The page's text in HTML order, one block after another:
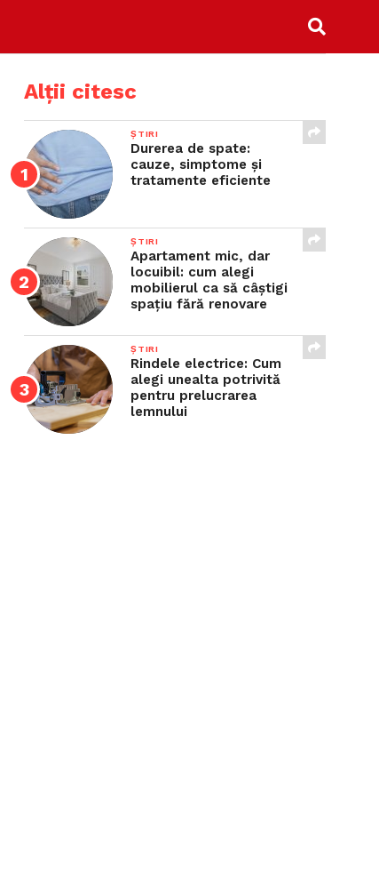
Alții citesc
ȘTIRI
Durerea de spate:
cauze, simptome și
tratamente eficiente
ȘTIRI
Apartament mic, dar
locuibil: cum alegi
mobilierul ca să câștigi
spațiu fără renovare
ȘTIRI
Rindele electrice: Cum
alegi unealta potrivită
pentru prelucrarea
lemnului